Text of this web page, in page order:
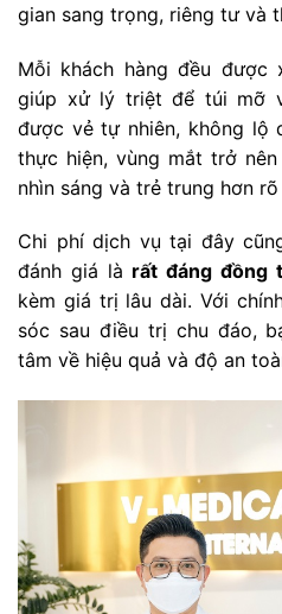
gian sang trọng, riêng tư và
Mỗi khách hàng đều được
giúp xử lý triệt để túi mỡ
được vẻ tự nhiên, không lộ
thực hiện, vùng mắt trở
nhìn sáng và trẻ trung hơn
Chi phí dịch vụ tại đây
đánh giá là rất đáng đồng
kèm giá trị lâu dài. Với
sóc sau điều trị chu đáo,
tâm về hiệu quả và độ an